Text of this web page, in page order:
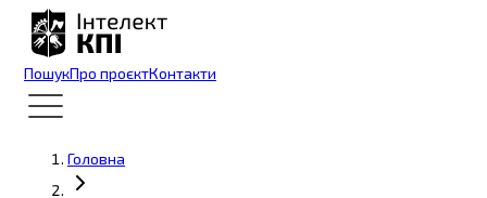
ПошукПро проєктКонтакти
Головна